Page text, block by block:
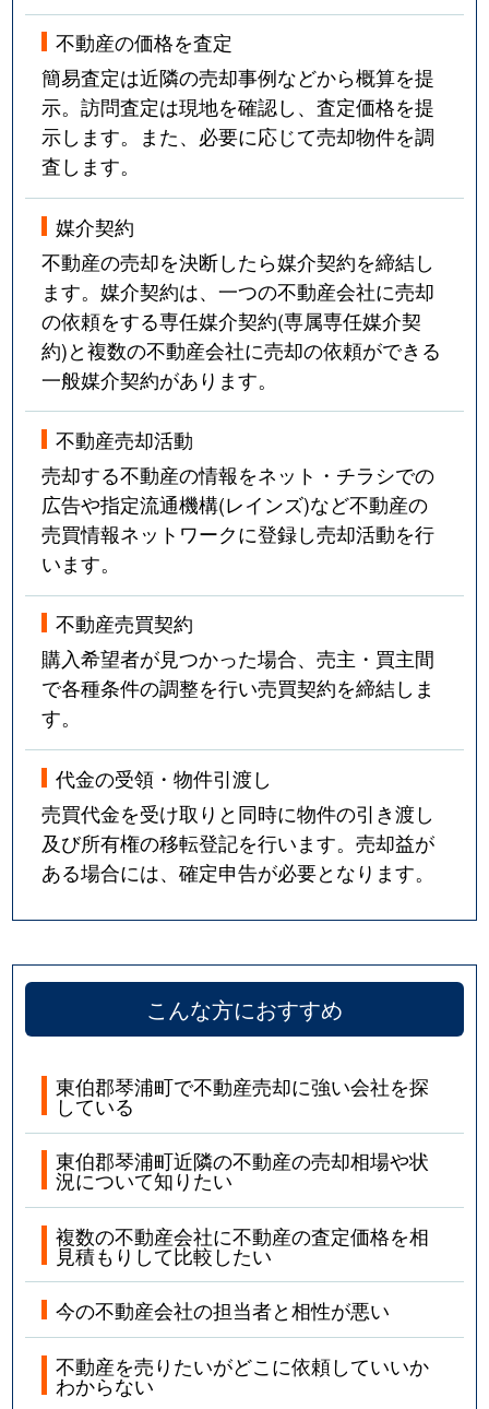
不動産の価格を査定
簡易査定は近隣の売却事例などから概算を提
示。訪問査定は現地を確認し、査定価格を提
示します。また、必要に応じて売却物件を調
査します。
媒介契約
不動産の売却を決断したら媒介契約を締結し
ます。媒介契約は、一つの不動産会社に売却
の依頼をする専任媒介契約(専属専任媒介契
約)と複数の不動産会社に売却の依頼ができる
一般媒介契約があります。
不動産売却活動
売却する不動産の情報をネット・チラシでの
広告や指定流通機構(レインズ)など不動産の
売買情報ネットワークに登録し売却活動を行
います。
不動産売買契約
購入希望者が見つかった場合、売主・買主間
で各種条件の調整を行い売買契約を締結しま
す。
代金の受領・物件引渡し
売買代金を受け取りと同時に物件の引き渡し
及び所有権の移転登記を行います。売却益が
ある場合には、確定申告が必要となります。
こんな方におすすめ
東伯郡琴浦町で不動産売却に強い会社を探
している
東伯郡琴浦町近隣の不動産の売却相場や状
況について知りたい
複数の不動産会社に不動産の査定価格を相
見積もりして比較したい
今の不動産会社の担当者と相性が悪い
不動産を売りたいがどこに依頼していいか
わからない